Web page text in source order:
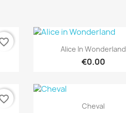
Quick view
Alice In Wonderland
€0.00
Quick view
Cheval